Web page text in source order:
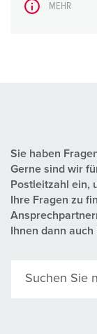
MEHR
Sie haben
Gerne sind wir
Postleitzahl ein,
Ihre Fragen zu
Ihnen dann
Suchen Sie